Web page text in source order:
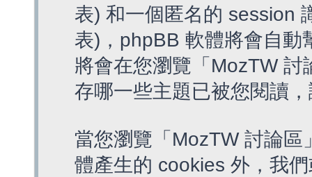
表) 和一個匿名的 session
表)，phpBB 軟體將會自動
將會在您瀏覽「MozTW
存哪一些主題已被您閱讀
當您瀏覽「MozTW 討論
體產生的 cookies 外，我